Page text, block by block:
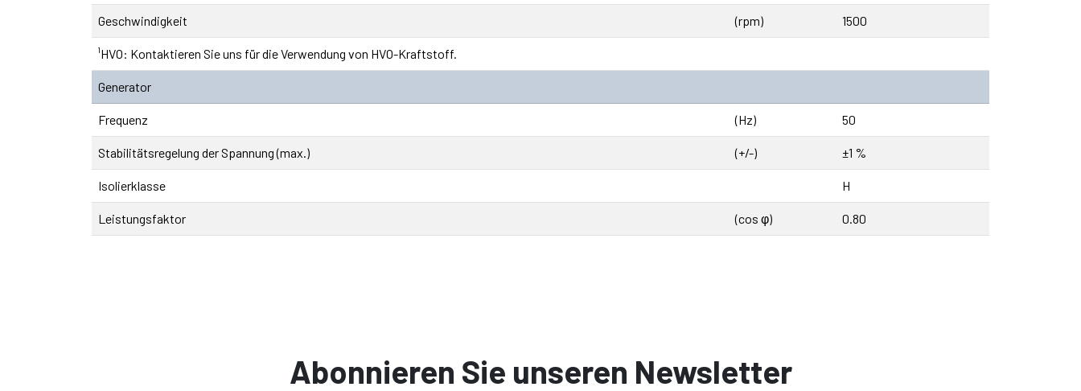
Geschwindigkeit (rpm) 1500
¹HVO: Kontaktieren Sie uns für die Verwendung von HVO-Kraftstoff.
Generator
Frequenz (Hz) 50
Stabilitätsregelung der Spannung (max.) (+/-) ±1 %
Isolierklasse H
Leistungsfaktor (cos φ) 0.80
Abonnieren Sie unseren Newsletter